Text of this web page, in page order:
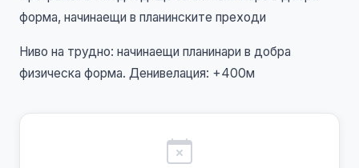
форма, начинаещи в планинските преходи
Ниво на трудно: начинаещи планинари в добра
физическа форма. Денивелация: +400м